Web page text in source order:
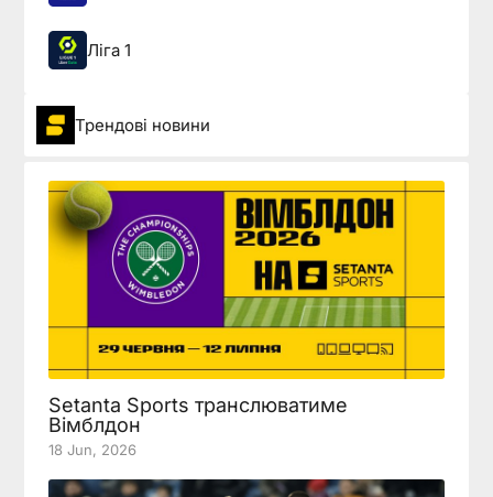
Ліга 1
Трендові новини
Setanta Sports транслюватиме
Вімблдон
18 Jun, 2026